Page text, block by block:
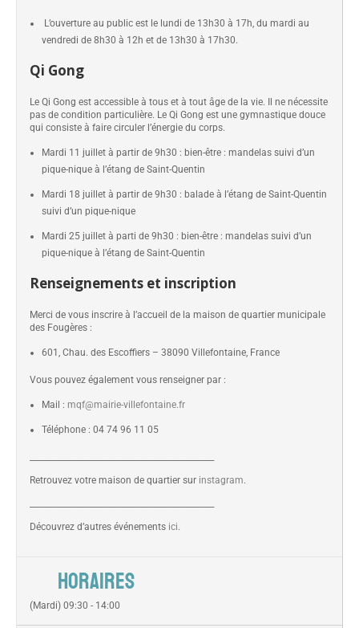
L’ouverture au public est le lundi de 13h30 à 17h, du mardi au
vendredi de 8h30 à 12h et de 13h30 à 17h30.
Qi Gong
Le Qi Gong est accessible à tous et à tout âge de la vie. Il ne nécessite
pas de condition particulière. Le Qi Gong est une gymnastique douce
qui consiste à faire circuler l’énergie du corps.
Mardi 11 juillet à partir de 9h30 : bien-être : mandelas suivi d’un
pique-nique à l’étang de Saint-Quentin
Mardi 18 juillet à partir de 9h30 : balade à l’étang de Saint-Quentin
suivi d’un pique-nique
Mardi 25 juillet à parti de 9h30 : bien-être : mandelas suivi d’un
pique-nique à l’étang de Saint-Quentin
Renseignements et inscription
Merci de vous inscrire à l’accueil de la maison de quartier municipale
des Fougères :
601, Chau. des Escoffiers – 38090 Villefontaine, France
Vous pouvez également vous renseigner par :
Mail : mqf@mairie-villefontaine.fr
Téléphone : 04 74 96 11 05
Retrouvez votre maison de quartier sur instagram.
Découvrez d’autres événements ici.
HORAIRES
(Mardi) 09:30 - 14:00